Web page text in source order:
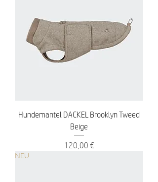
Hundemantel DACKEL Brooklyn Tweed
Beige
Preis
120,00 €
NEU